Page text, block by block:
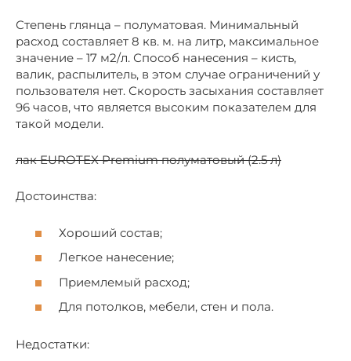
Степень глянца – полуматовая. Минимальный
расход составляет 8 кв. м. на литр, максимальное
значение – 17 м2/л. Способ нанесения – кисть,
валик, распылитель, в этом случае ограничений у
пользователя нет. Скорость засыхания составляет
96 часов, что является высоким показателем для
такой модели.
лак EUROTEX Premium полуматовый (2.5 л)
Достоинства:
Хороший состав;
Легкое нанесение;
Приемлемый расход;
Для потолков, мебели, стен и пола.
Недостатки: